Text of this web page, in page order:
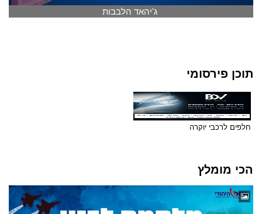
ג'יהאד הלבבות
תוכן פירסומי
חלפים לרכבי יוקרה
הכי מומלץ